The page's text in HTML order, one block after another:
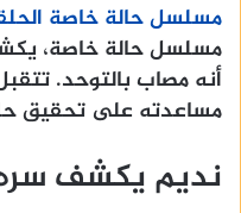
مسلسل حالة خاصة
مسلسل حالة خاصة،
أنه مصاب بالتوحد.
مساعدته على تحقيق
نديم يكشف سره